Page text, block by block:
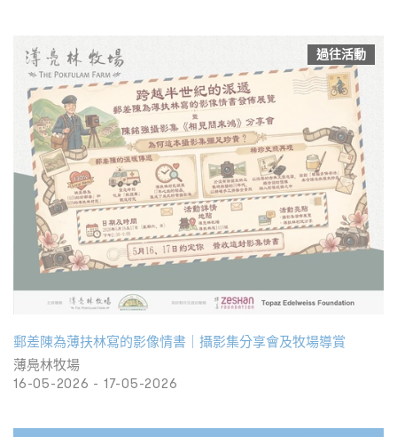
過往活動
郵差陳為薄扶林寫的影像情書｜攝影集分享會及牧場導賞
薄鳧林牧場
16-05-2026 - 17-05-2026